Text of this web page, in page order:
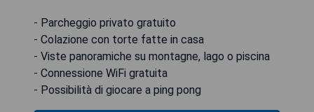
- Parcheggio privato gratuito
- Colazione con torte fatte in casa
- Viste panoramiche su montagne, lago o piscina
- Connessione WiFi gratuita
- Possibilità di giocare a ping pong